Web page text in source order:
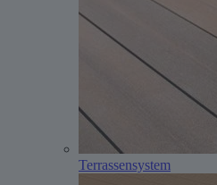
Terrassensystem